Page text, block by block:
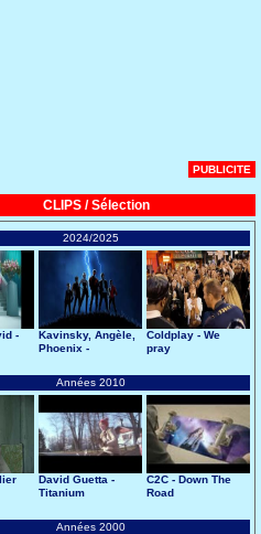
PUBLICITE
CLIPS / Sélection
2024/2025
-
Kavinsky, Angèle,
Phoenix -
Coldplay - We
pray
Années 2010
David Guetta -
Titanium
C2C - Down The
Road
Années 2000